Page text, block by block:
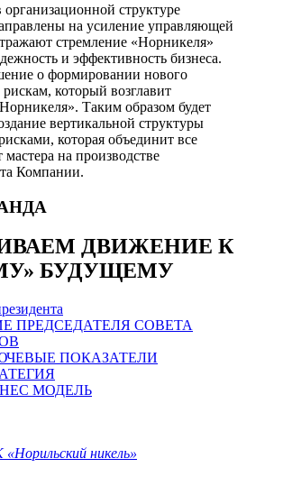
структуре
на усиление управляющей
стремление «Норникеля»
и эффективность бизнеса.
о формировании нового
который возглавит
Таким образом будет
вертикальной структуры
которая объединит все
на производстве
Компании.
ДВИЖЕНИЕ К
БУДУЩЕМУ
ПРЕДСЕДАТЕЛЯ СОВЕТА
ПОКАЗАТЕЛИ
МОДЕЛЬ
никель»